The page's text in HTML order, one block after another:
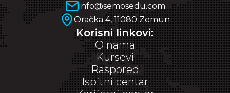
info@semosedu.com
Oračka 4, 11080 Zemun
Korisni linkovi:
O nama
Kursevi
Raspored
Ispitni centar